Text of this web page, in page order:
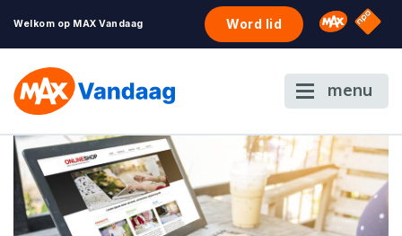
Welkom op MAX Vandaag Word lid Omroep
NPO
menu